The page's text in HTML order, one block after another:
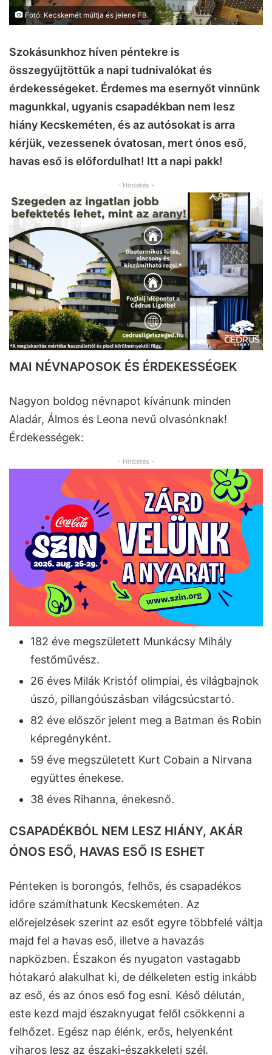
Fotó: Kecskemét múltja és jelene FB.
Szokásunkhoz híven péntekre is
összegyűjtöttük a napi tudnivalókat és
érdekességeket. Érdemes ma esernyőt vinnünk
magunkkal, ugyanis csapadékban nem lesz
hiány Kecskeméten, és az autósokat is arra
kérjük, vezessenek óvatosan, mert ónos eső,
havas eső is előfordulhat! Itt a napi pakk!
- Hirdetés -
MAI NÉVNAPOSOK ÉS ÉRDEKESSÉGEK
Nagyon boldog névnapot kívánunk minden
Aladár, Álmos és Leona nevű olvasónknak!
Érdekességek:
- Hirdetés -
182 éve megszületett Munkácsy Mihály
festőművész.
26 éves Milák Kristóf olimpiai, és világbajnok
úszó, pillangóúszásban világcsúcstartó.
82 éve először jelent meg a Batman és Robin
képregényként.
59 éve megszületett Kurt Cobain a Nirvana
együttes énekese.
38 éves Rihanna, énekesnő.
CSAPADÉKBÓL NEM LESZ HIÁNY, AKÁR
ÓNOS ESŐ, HAVAS ESŐ IS ESHET
Pénteken is borongós, felhős, és csapadékos
időre számíthatunk Kecskeméten. Az
előrejelzések szerint az esőt egyre többfelé váltja
majd fel a havas eső, illetve a havazás
napközben. Északon és nyugaton vastagabb
hótakaró alakulhat ki, de délkeleten estig inkább
az eső, és az ónos eső fog esni. Késő délután,
este kezd majd északnyugat felől csökkenni a
felhőzet. Egész nap élénk, erős, helyenként
viharos lesz az északi-északkeleti szél.